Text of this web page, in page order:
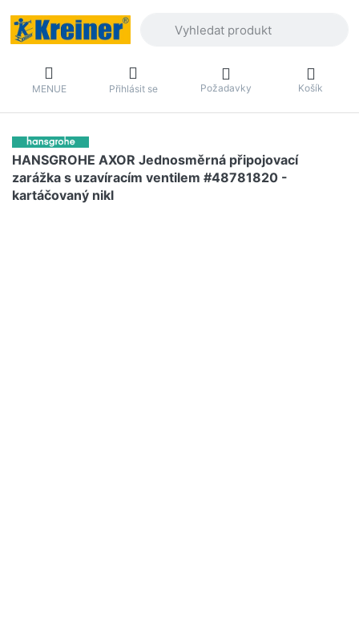
MENUE Přihlásit se Požadavky Košík
HANSGROHE AXOR Jednosměrná připojovací
zarážka s uzavíracím ventilem #48781820 -
kartáčovaný nikl